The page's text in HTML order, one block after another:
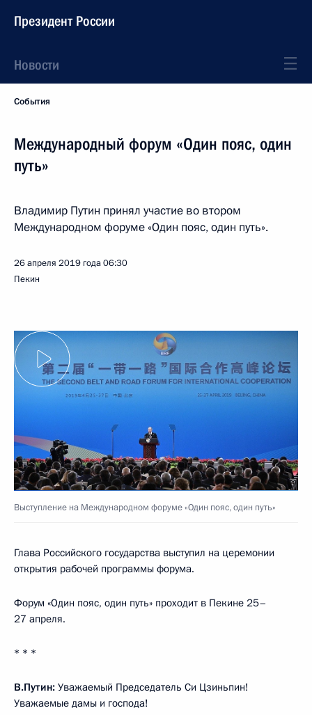
Президент России
Новости
События
Международный форум «Один пояс, один
путь»
Владимир Путин принял участие во втором
Международном форуме «Один пояс, один путь».
26 апреля 2019 года06:30
Пекин
Выступление на Международном форуме «Один пояс, один путь»
Глава Российского государства выступил на церемонии
открытия рабочей программы форума.
Форум «Один пояс, один путь» проходит в Пекине 25–
27 апреля.
* * *
В.Путин: Уважаемый Председатель Си Цзиньпин!
Уважаемые дамы и господа!